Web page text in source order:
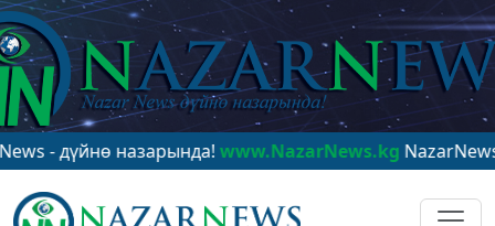
назарында!www.NazarNews.kgNazarNews - в